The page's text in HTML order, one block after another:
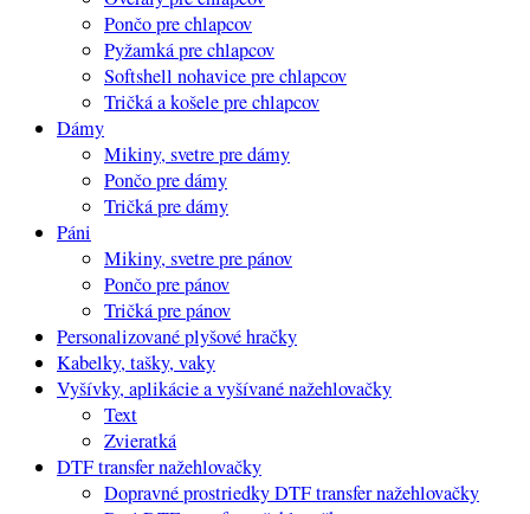
Pončo pre chlapcov
Pyžamká pre chlapcov
Softshell nohavice pre chlapcov
Tričká a košele pre chlapcov
Dámy
Mikiny, svetre pre dámy
Pončo pre dámy
Tričká pre dámy
Páni
Mikiny, svetre pre pánov
Pončo pre pánov
Tričká pre pánov
Personalizované plyšové hračky
Kabelky, tašky, vaky
Vyšívky, aplikácie a vyšívané nažehlovačky
Text
Zvieratká
DTF transfer nažehlovačky
Dopravné prostriedky DTF transfer nažehlovačky